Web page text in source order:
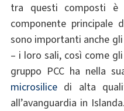
tra questi composti è
componente principale
sono importanti anche
– i loro sali, così come
gruppo PCC ha nella
microsilicedi alta
all’avanguardia in